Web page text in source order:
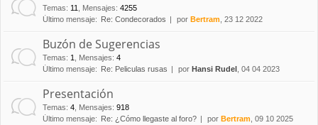
Temas: 11 Mensajes: 4255
Último mensaje:
Re: Condecorados por Bertram , 23 12 2022
Buzón de Sugerencias
Temas: 1 Mensajes: 4
Último mensaje:
Re: Peliculas rusas por Hansi Rudel , 04 04 2023
Presentación
Temas: 4 Mensajes: 918
Último mensaje:
Re: ¿Cómo llegaste al foro? por Bertram , 09 10 2025